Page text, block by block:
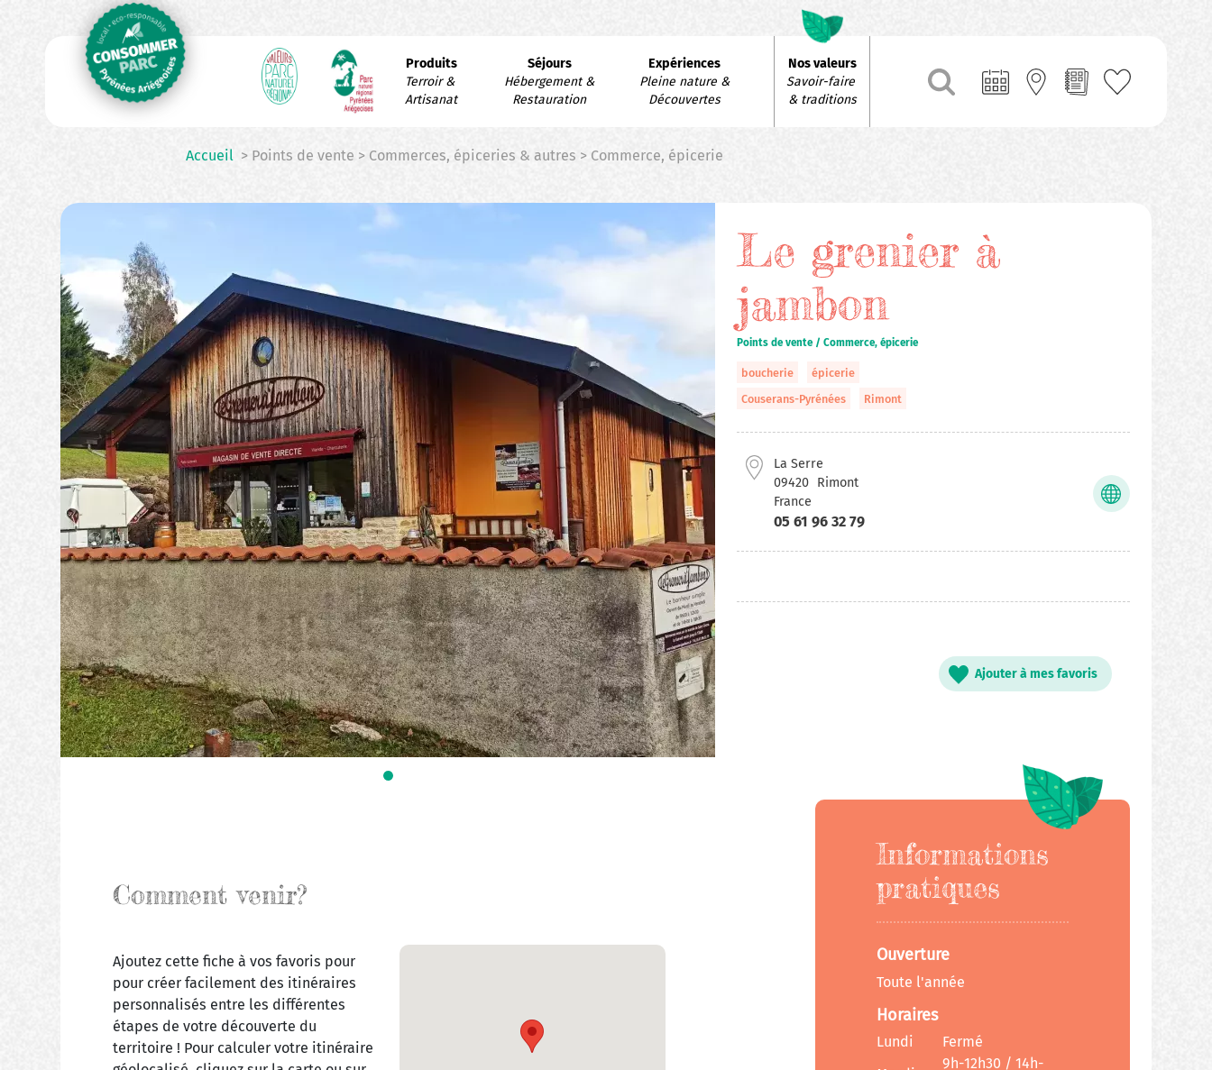
Navigation
principale
Produits
Terroir &
Artisanat
Séjours
Hébergement &
Restauration
Expériences
Pleine nature &
Découvertes
Nos valeurs
Savoir-faire
& traditions
Accueil > Points de vente > Commerces, épiceries & autres > Commerce, épicerie
Comment venir?
Ajoutez cette fiche à vos favoris pour
pour créer facilement des itinéraires
personnalisés entre les différentes
étapes de votre découverte du
territoire ! Pour calculer votre itinéraire
Le grenier à
jambon
Points de vente / Commerce, épicerie
boucherie
épicerie
Couserans-Pyrénées
Rimont
La Serre
09420
Rimont
France
05 61 96 32 79
Ajouter à mes favoris
Informations
pratiques
Ouverture
Toute l'année
Horaires
Lundi
Fermé
9h-12h30 / 14h-